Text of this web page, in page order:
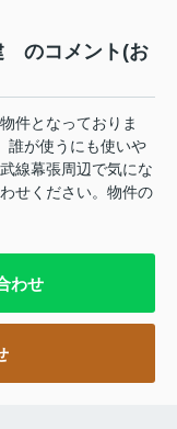
のコメント(お
件となっておりま
誰が使うにも使いや
線幕張周辺で気にな
せください。物件の
わせ